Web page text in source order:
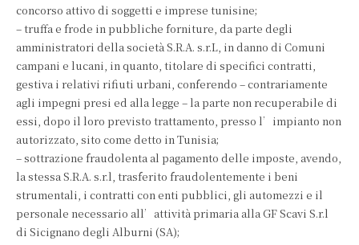
concorso attivo di soggetti e imprese tunisine;
– truffa e frode in pubbliche forniture, da parte degli
amministratori della società S.R.A. s.r.L, in danno di Comuni
campani e lucani, in quanto, titolare di specifici contratti,
gestiva i relativi rifiuti urbani, conferendo – contrariamente
agli impegni presi ed alla legge – la parte non recuperabile di
essi, dopo il loro previsto trattamento, presso l’impianto non
autorizzato, sito come detto in Tunisia;
– sottrazione fraudolenta al pagamento delle imposte, avendo,
la stessa S.R.A. s.r.l, trasferito fraudolentemente i beni
strumentali, i contratti con enti pubblici, gli automezzi e il
personale necessario all’attività primaria alla GF Scavi S.r.l
di Sicignano degli Alburni (SA);